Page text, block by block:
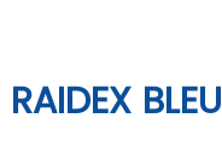
BLEU